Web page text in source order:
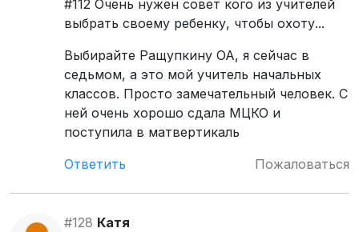
#112 Очень нужен совет кого из учителей
выбрать своему ребенку, чтобы охоту...
Выбирайте Ращупкину ОА, я сейчас в
седьмом, а это мой учитель начальных
классов. Просто замечательный человек. С
ней очень хорошо сдала МЦКО и
поступила в матвертикаль
Ответить
Пожаловаться
#128 Катя